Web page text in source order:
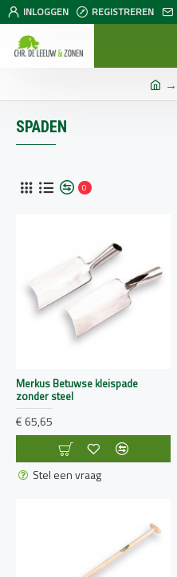
INLOGGEN REGISTREREN
SPADEN
0
Merkus Betuwse kleispade
zonder steel
€ 65,65
Stel een vraag